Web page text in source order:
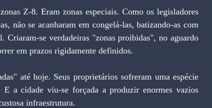
Z-8. Eram zonas especiais. Como os legisladores
não se acanharam em congelá-las, batizando-as com
Criaram-se verdadeiras "zonas proibidas", no aguardo
em prazos rigidamente definidos.
até hoje. Seus proprietários sofreram uma espécie
E a cidade viu-se forçada a produzir enormes vazios
infraestrutura.